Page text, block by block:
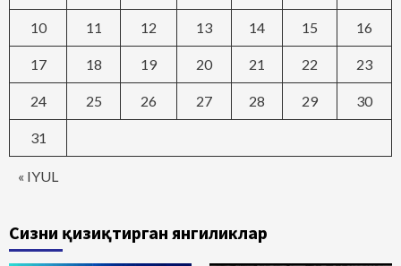
« IYUL
10 11 12 13 14 15 16
17 18 19 20 21 22 23
24 25 26 27 28 29 30
31
Сизни қизиқтирган янгиликлар